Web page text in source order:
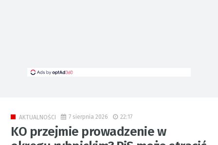
AKTUALNOŚCI 7 sierpnia 2026 22:17
KO przejmie prowadzenie w